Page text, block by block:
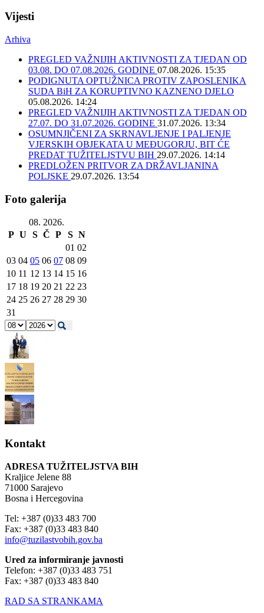
Vijesti
Arhiva
PREGLED VAŽNIJIH AKTIVNOSTI ZA TJEDAN OD
03.08. DO 07.08.2026. GODINE 07.08.2026. 15:35
PODIGNUTA OPTUŽNICA PROTIV ZAPOSLENIKA
SUDA BiH ZA KORUPTIVNO KAZNENO DJELO
05.08.2026. 14:24
PREGLED VAŽNIJIH AKTIVNOSTI ZA TJEDAN OD
27.07. DO 31.07.2026. GODINE 31.07.2026. 13:34
OSUMNJIČENI ZA SKRNAVLJENJE I PALJENJE
VJERSKIH OBJEKATA U MEĐUGORJU, BIT ĆE
PREDAT TUŽITELJSTVU BIH 29.07.2026. 14:14
PREDLOŽEN PRITVOR ZA DRŽAVLJANINA
POLJSKE 29.07.2026. 13:54
Foto galerija
08. 2026.
P U S Č P S N
01 02
03 04 05 06 07 08 09
10 11 12 13 14 15 16
17 18 19 20 21 22 23
24 25 26 27 28 29 30
31
Kontakt
ADRESA TUŽITELJSTVA BIH
Kraljice Jelene 88
71000 Sarajevo
Bosna i Hercegovina
Tel: +387 (0)33 483 700
Fax: +387 (0)33 483 840
info@tuzilastvobih.gov.ba
Ured za informiranje javnosti
Telefon: +387 (0)33 483 751
Fax: +387 (0)33 483 840
RAD SA STRANKAMA